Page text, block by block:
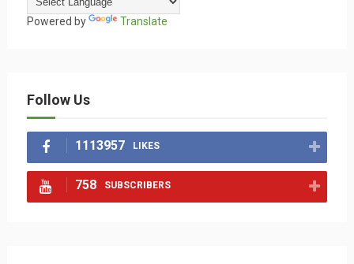
Powered by Translate
Follow Us
1113957 LIKES
758 SUBSCRIBERS